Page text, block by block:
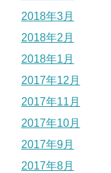
2018年3月
2018年2月
2018年1月
2017年12月
2017年11月
2017年10月
2017年9月
2017年8月